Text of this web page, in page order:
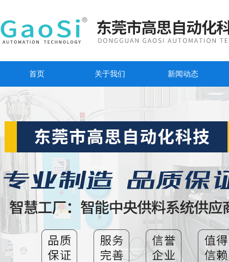
首页 关于我们 新闻动态